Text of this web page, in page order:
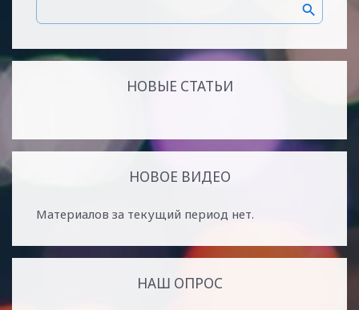
НОВЫЕ СТАТЬИ
НОВОЕ ВИДЕО
Материалов за текущий период нет.
НАШ ОПРОС